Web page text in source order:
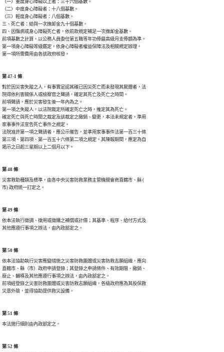
（一）重度身心障礙以上者：三十六個基數。
（二）中度身心障礙者：十八個基數。
（三）輕度身心障礙者：八個基數。
三、死亡者：給與一次撫卹金九十個基數。
四、因傷病或身心障礙死亡者，依前款規定補足一次撫卹金基數。
前項基數之計算，以公務人員委任第五職等年功俸最高級月支俸額為準。
第一項身心障礙等級鑑定，依身心障礙者權益保障法及相關規定辦理。
第一項所需費用由各該政府核發。
第 47-1 條
對於因災害失蹤之人，有事實足認其確已因災死亡而未發現其屍體者，法
院得依利害關係人或檢察官之聲請，確定其死亡及死亡之時間。
前項聲請，應於災害發生後一年內為之。
第一項之失蹤人，以法院裁定所確定死亡之時，推定其為死亡。
確定死亡與死亡時間之裁定及該裁定之撤銷、變更，本法未規定者，準用
家事事件法宣告死亡事件之規定。
法院准許第一項之聲請者，應公示催告，並準用家事事件法第一百三十條
第三項、第四項、第一百五十六條第二項之規定。其陳報期間，應定為自
揭示之日起三星期以上二個月以下。
第 48 條
災害救助種類及標準，由各中央災害防救業務主管機關會商直轄市、縣 (
市) 政府統一訂定之。
第 49 條
依本法執行徵調、徵用或徵購之補償或計價；其基準、程序、給付方式及
其他應遵行事項之辦法，由內政部定之。
第 50 條
依本法協助執行災害應變措施之災害防救團體或災害防救志願組織，應向
直轄市、縣（市）政府申請登錄；其登錄之申請條件、有效期限、撤銷、
廢止、輔導及其他應遵行事項之辦法，由內政部定之。
前項經登錄之災害防救團體或災害防救志願組織，各級政府應為其投保救
災意外險，並得協助提供救災設備。
第 51 條
本法施行細則由內政部定之。
第 52 條